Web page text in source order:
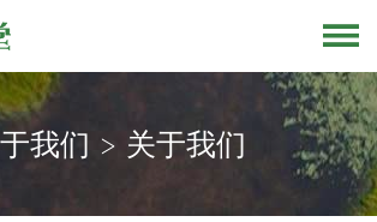
我们 > 关于我们